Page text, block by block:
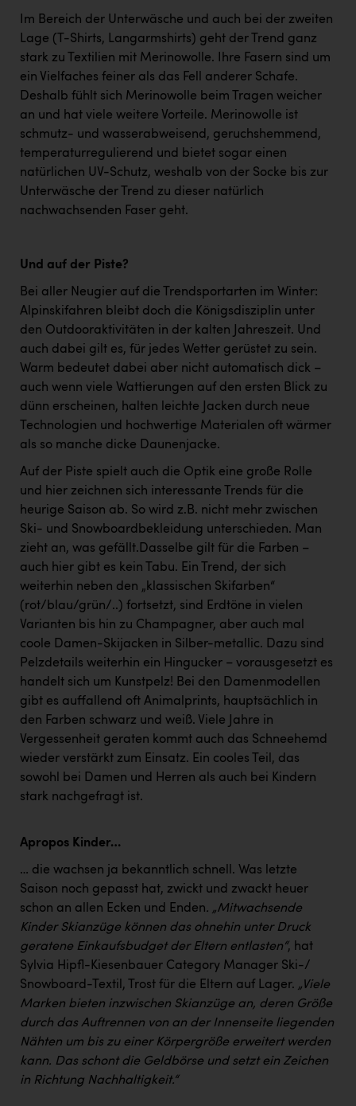
Im Bereich der Unterwäsche und auch bei der zweiten
Lage (T-Shirts, Langarmshirts) geht der Trend ganz
stark zu Textilien mit Merinowolle. Ihre Fasern sind um
ein Vielfaches feiner als das Fell anderer Schafe.
Deshalb fühlt sich Merinowolle beim Tragen weicher
an und hat viele weitere Vorteile. Merinowolle ist
schmutz- und wasserabweisend, geruchshemmend,
temperaturregulierend und bietet sogar einen
natürlichen UV-Schutz, weshalb von der Socke bis zur
Unterwäsche der Trend zu dieser natürlich
nachwachsenden Faser geht.
Und auf der Piste?
Bei aller Neugier auf die Trendsportarten im Winter:
Alpinskifahren bleibt doch die Königsdisziplin unter
den Outdooraktivitäten in der kalten Jahreszeit. Und
auch dabei gilt es, für jedes Wetter gerüstet zu sein.
Warm bedeutet dabei aber nicht automatisch dick –
auch wenn viele Wattierungen auf den ersten Blick zu
dünn erscheinen, halten leichte Jacken durch neue
Technologien und hochwertige Materialen oft wärmer
als so manche dicke Daunenjacke.
Auf der Piste spielt auch die Optik eine große Rolle
und hier zeichnen sich interessante Trends für die
heurige Saison ab. So wird z.B. nicht mehr zwischen
Ski- und Snowboardbekleidung unterschieden. Man
zieht an, was gefällt.Dasselbe gilt für die Farben –
auch hier gibt es kein Tabu. Ein Trend, der sich
weiterhin neben den „klassischen Skifarben“
(rot/blau/grün/..) fortsetzt, sind Erdtöne in vielen
Varianten bis hin zu Champagner, aber auch mal
coole Damen-Skijacken in Silber-metallic. Dazu sind
Pelzdetails weiterhin ein Hingucker – vorausgesetzt es
handelt sich um Kunstpelz! Bei den Damenmodellen
gibt es auffallend oft Animalprints, hauptsächlich in
den Farben schwarz und weiß. Viele Jahre in
Vergessenheit geraten kommt auch das Schneehemd
wieder verstärkt zum Einsatz. Ein cooles Teil, das
sowohl bei Damen und Herren als auch bei Kindern
stark nachgefragt ist.
Apropos Kinder…
… die wachsen ja bekanntlich schnell. Was letzte
Saison noch gepasst hat, zwickt und zwackt heuer
schon an allen Ecken und Enden. „Mitwachsende
Kinder Skianzüge können das ohnehin unter Druck
geratene Einkaufsbudget der Eltern entlasten“, hat
Sylvia Hipfl-Kiesenbauer Category Manager Ski-/
Snowboard-Textil, Trost für die Eltern auf Lager. „Viele
Marken bieten inzwischen Skianzüge an, deren Größe
durch das Auftrennen von an der Innenseite liegenden
Nähten um bis zu einer Körpergröße erweitert werden
kann. Das schont die Geldbörse und setzt ein Zeichen
in Richtung Nachhaltigkeit.“